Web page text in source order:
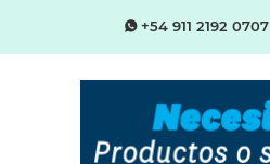
+54 911 2192 0707